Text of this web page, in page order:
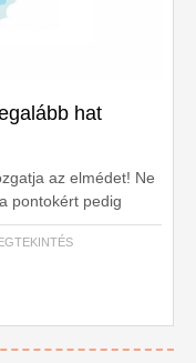
hat
az elmédet! Ne
pontokért pedig